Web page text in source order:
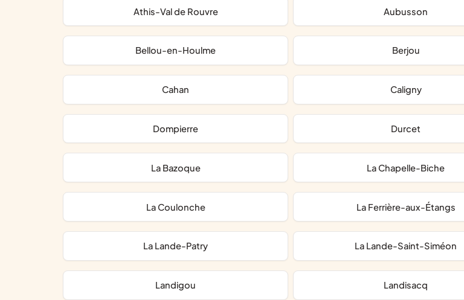
Athis-Val de Rouvre Aubusson
Bellou-en-Houlme Berjou
Cahan Caligny
Dompierre Durcet
La Bazoque La Chapelle-Biche
La Coulonche La Ferrière-aux-Étangs
La Lande-Patry La Lande-Saint-Siméon
Landigou Landisacq